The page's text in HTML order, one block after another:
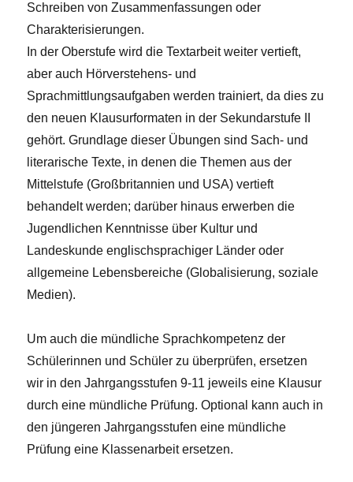
Schreiben von Zusammenfassungen oder
Charakterisierungen.
In der Oberstufe wird die Textarbeit weiter vertieft,
aber auch Hörverstehens- und
Sprachmittlungsaufgaben werden trainiert, da dies zu
den neuen Klausurformaten in der Sekundarstufe II
gehört. Grundlage dieser Übungen sind Sach- und
literarische Texte, in denen die Themen aus der
Mittelstufe (Großbritannien und USA) vertieft
behandelt werden; darüber hinaus erwerben die
Jugendlichen Kenntnisse über Kultur und
Landeskunde englischsprachiger Länder oder
allgemeine Lebensbereiche (Globalisierung, soziale
Medien).
Um auch die mündliche Sprachkompetenz der
Schülerinnen und Schüler zu überprüfen, ersetzen
wir in den Jahrgangsstufen 9-11 jeweils eine Klausur
durch eine mündliche Prüfung. Optional kann auch in
den jüngeren Jahrgangsstufen eine mündliche
Prüfung eine Klassenarbeit ersetzen.